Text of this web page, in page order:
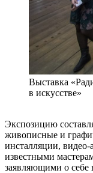
Выставка
в искусстве»
Экспозицию
живописные и
инсталляции,
известными
заявляющими о себе